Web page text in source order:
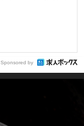
Sponsored by